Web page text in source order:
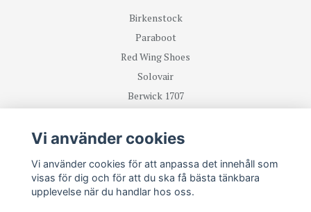
Birkenstock
Paraboot
Red Wing Shoes
Solovair
Berwick 1707
TA DEL UTAV NYHETER OCH ERBJUDANDEN FÖRST
Vi använder cookies
Vi använder cookies för att anpassa det innehåll som
visas för dig och för att du ska få bästa tänkbara
upplevelse när du handlar hos oss.